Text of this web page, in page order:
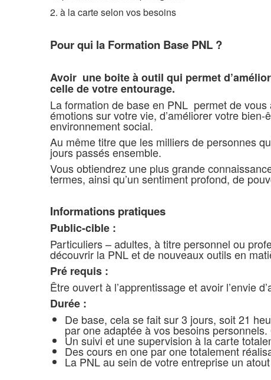
2. à la carte selon vos besoins
Pour qui la Formation Base PNL ?
Avoir une boite à outil qui permet
celle de votre entourage.
La formation de base en PNL permet de vous
émotions sur votre vie, d’améliorer votre
environnement social.
Au même titre que les milliers de personnes
jours passés ensemble.
Vous obtiendrez une plus grande
termes, ainsi qu’un sentiment profond, de
Informations pratiques
Public-cible :
Particuliers – adultes, à titre personnel ou
découvrir la PNL et de nouveaux outils en
Pré requis :
Être ouvert à l’apprentissage et avoir l’envie
Durée :
De base, cela se fait sur 3 jours, soit 21
par one adaptée à vos besoins
Un suivi et une supervision à la carte
Des cours en one par one totalement
La PNL au sein de votre entreprise un